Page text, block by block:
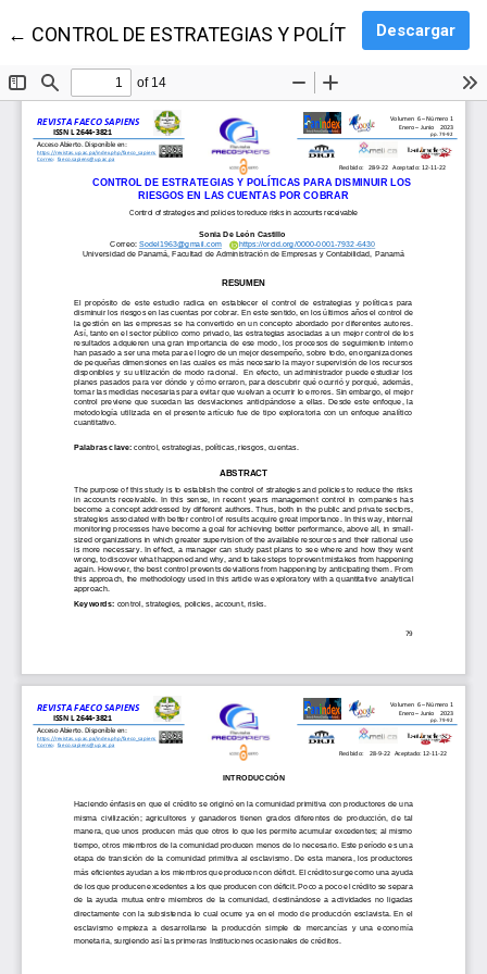
← Volver a los detalles del artículo
CONTROL DE ESTRATEGIAS Y POLÍTICAS PARA
Descargar